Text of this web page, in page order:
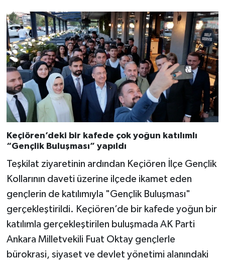
Keçiören’deki bir kafede çok yoğun katılımlı
“Gençlik Buluşması” yapıldı
Teşkilat ziyaretinin ardından Keçiören İlçe Gençlik
Kollarının daveti üzerine ilçede ikamet eden
gençlerin de katılımıyla "Gençlik Buluşması"
gerçekleştirildi. Keçiören’de bir kafede yoğun bir
katılımla gerçekleştirilen buluşmada AK Parti
Ankara Milletvekili Fuat Oktay gençlerle
bürokrasi, siyaset ve devlet yönetimi alanındaki